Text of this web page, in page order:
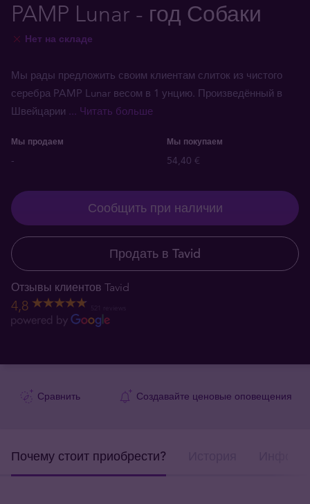
PAMP Lunar - год Собаки
Нет на складе
Мы рады предложить своим клиентам слиток из чистого
серебра PAMP Lunar весом в 1 унцию. Произведённый в
Швейцарии ... Читать больше
Мы продаем Мы покупаем
- 54,40 €
Сообщить при наличии
Продать в Tavid
Отзывы клиентов Tavid
4,8
Сравнить Создавайте ценовые оповещения
Почему стоит приобрести?